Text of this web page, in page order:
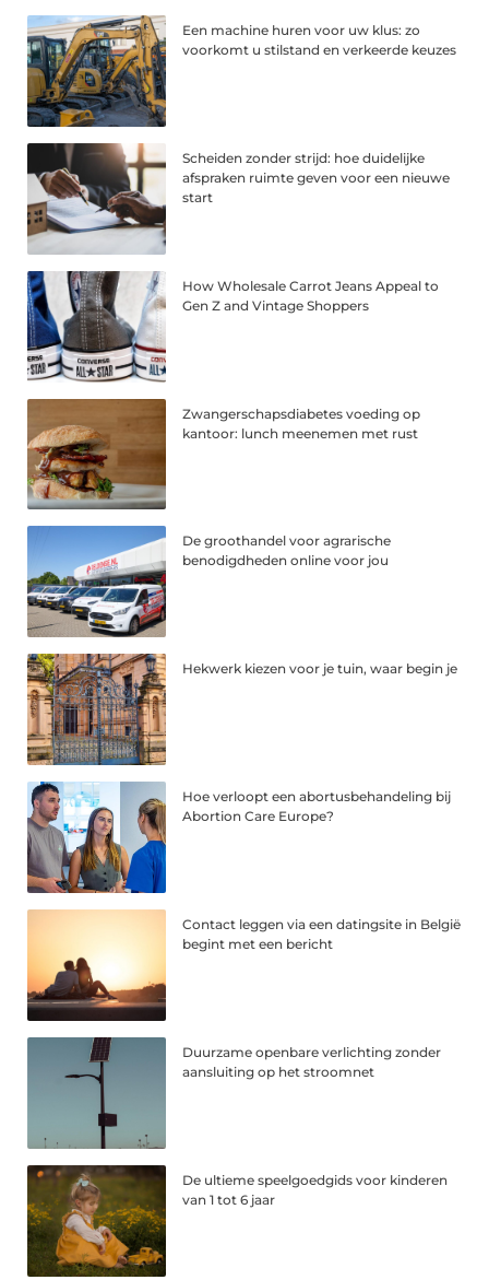
Een machine huren voor uw klus: zo
voorkomt u stilstand en verkeerde keuzes
Scheiden zonder strijd: hoe duidelijke
afspraken ruimte geven voor een nieuwe
start
How Wholesale Carrot Jeans Appeal to
Gen Z and Vintage Shoppers
Zwangerschapsdiabetes voeding op
kantoor: lunch meenemen met rust
De groothandel voor agrarische
benodigdheden online voor jou
Hekwerk kiezen voor je tuin, waar begin je
Hoe verloopt een abortusbehandeling bij
Abortion Care Europe?
Contact leggen via een datingsite in België
begint met een bericht
Duurzame openbare verlichting zonder
aansluiting op het stroomnet
De ultieme speelgoedgids voor kinderen
van 1 tot 6 jaar